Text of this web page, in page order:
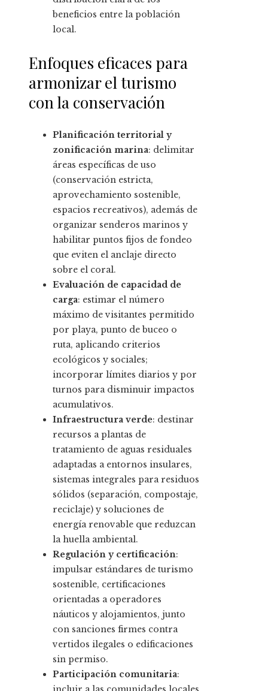
beneficios entre la población
local.
Enfoques eficaces para
armonizar el turismo
con la conservación
Planificación territorial y
zonificación marina: delimitar
áreas específicas de uso
(conservación estricta,
aprovechamiento sostenible,
espacios recreativos), además de
organizar senderos marinos y
habilitar puntos fijos de fondeo
que eviten el anclaje directo
sobre el coral.
Evaluación de capacidad de
carga: estimar el número
máximo de visitantes permitido
por playa, punto de buceo o
ruta, aplicando criterios
ecológicos y sociales;
incorporar límites diarios y por
turnos para disminuir impactos
acumulativos.
Infraestructura verde: destinar
recursos a plantas de
tratamiento de aguas residuales
adaptadas a entornos insulares,
sistemas integrales para residuos
sólidos (separación, compostaje,
reciclaje) y soluciones de
energía renovable que reduzcan
la huella ambiental.
Regulación y certificación:
impulsar estándares de turismo
sostenible, certificaciones
orientadas a operadores
náuticos y alojamientos, junto
con sanciones firmes contra
vertidos ilegales o edificaciones
sin permiso.
Participación comunitaria: